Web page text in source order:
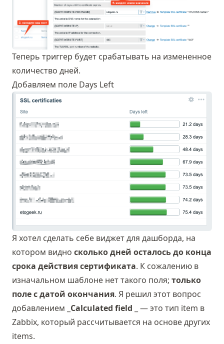
Теперь триггер будет срабатывать на измененное
количество дней.
Добавляем поле Days Left
Я хотел сделать себе виджет для дашборда, на
котором видно сколько дней осталось до конца
срока действия сертификата. К сожалению в
изначальном шаблоне нет такого поля; только
поле с датой окончания. Я решил этот вопрос
добавлением _ Calculated field _ — это тип item в
Zabbix, который рассчитывается на основе других
items.